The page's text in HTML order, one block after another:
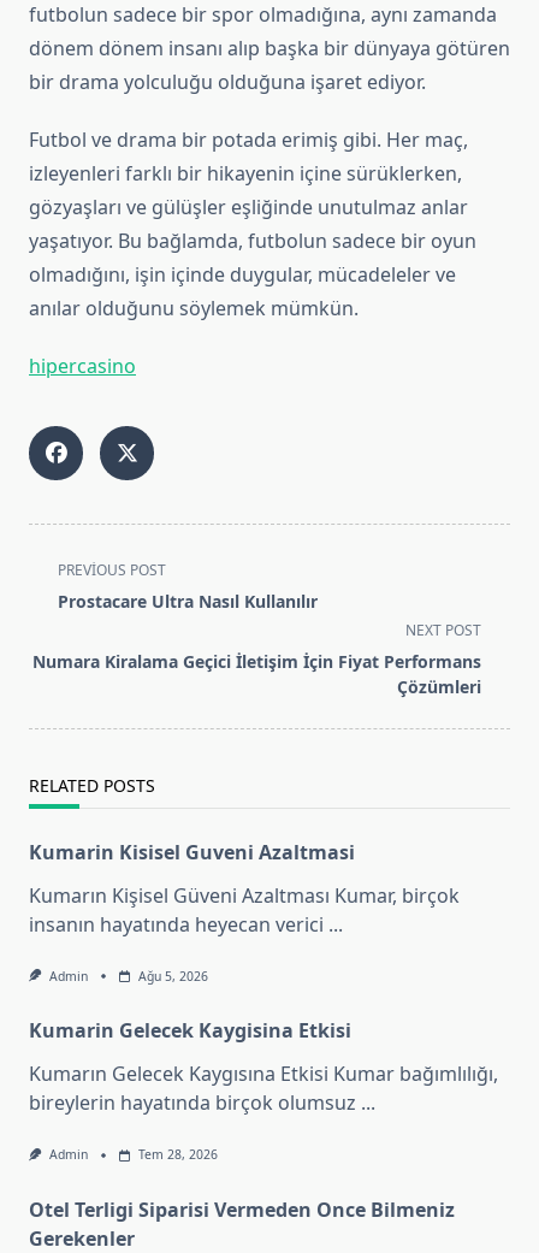
futbolun sadece bir spor olmadığına, aynı zamanda
dönem dönem insanı alıp başka bir dünyaya götüren
bir drama yolculuğu olduğuna işaret ediyor.
Futbol ve drama bir potada erimiş gibi. Her maç,
izleyenleri farklı bir hikayenin içine sürüklerken,
gözyaşları ve gülüşler eşliğinde unutulmaz anlar
yaşatıyor. Bu bağlamda, futbolun sadece bir oyun
olmadığını, işin içinde duygular, mücadeleler ve
anılar olduğunu söylemek mümkün.
hipercasino
<span
class="nav-
screen-
PREVIOUS POST
Prostacare Ultra Nasıl Kullanılır
NEXT POST
Numara Kiralama Geçici İletişim İçin Fiyat Performans
Çözümleri
RELATED POSTS
Kumarin Kisisel Guveni Azaltmasi
Kumarın Kişisel Güveni Azaltması Kumar, birçok
insanın hayatında heyecan verici ...
Admin Ağu 5, 2026
Kumarin Gelecek Kaygisina Etkisi
Kumarın Gelecek Kaygısına Etkisi Kumar bağımlılığı,
bireylerin hayatında birçok olumsuz ...
Admin Tem 28, 2026
Otel Terligi Siparisi Vermeden Once Bilmeniz
Gerekenler